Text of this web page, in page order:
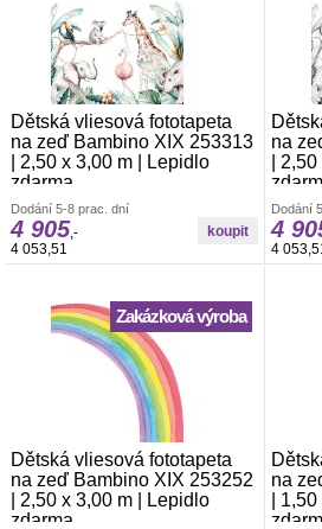
Dětská vliesová fototapeta
na zeď Bambino XIX 253313
| 2,50 x 3,00 m | Lepidlo
zdarma
Vliesová foto-tapeta Rasch. š.2,50 x v.3,00
m. Tapeta se lepí za sucha. Lepidlem se
natírá pouze zeď. Vliesové tapety na zeď
se vyznačují dobrou prodyšností,
mechanickou odolností a schopností
Dodání 5-8 prac. dní
4 905,-
4 053,51
na
|
m.
natírá
se
Dodání
4
4
Dětská vliesová fototapeta
na zeď Bambino XIX 253252
| 2,50 x 3,00 m | Lepidlo
zdarma
Zakázková výroba
na
|